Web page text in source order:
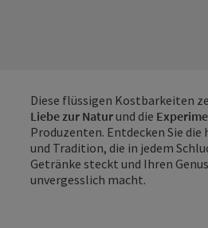
Diese flüssigen Kostbarkeiten
Liebe zur Naturund die
Produzenten. Entdecken Sie
und Tradition, die in jedem
Getränke steckt und Ihren
unvergesslich macht.